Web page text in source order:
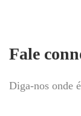
Fale
Diga-nos onde